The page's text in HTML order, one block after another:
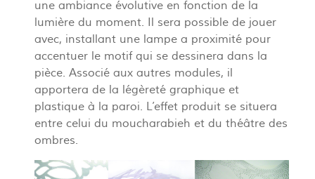
une ambiance évolutive en fonction de la
lumière du moment. Il sera possible de jouer
avec, installant une lampe a proximité pour
accentuer le motif qui se dessinera dans la
pièce. Associé aux autres modules, il
apportera de la légèreté graphique et
plastique à la paroi. L’effet produit se situera
entre celui du moucharabieh et du théâtre des
ombres.